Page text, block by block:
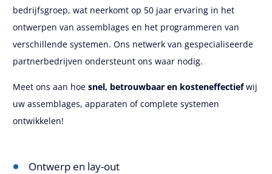
bedrijfsgroep, wat neerkomt op 50 jaar ervaring in het
ontwerpen van assemblages en het programmeren van
verschillende systemen. Ons netwerk van gespecialiseerde
partnerbedrijven ondersteunt ons waar nodig.
Meet ons aan hoe snel, betrouwbaar en kosteneffectiefwij
uw assemblages, apparaten of complete systemen
ontwikkelen!
Ontwerp en lay-out